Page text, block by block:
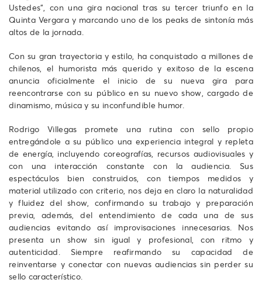
Ustedes”, con una gira nacional tras su tercer triunfo en la
Quinta Vergara y marcando uno de los peaks de sintonía más
altos de la jornada.
Con su gran trayectoria y estilo, ha conquistado a millones de
chilenos, el humorista más querido y exitoso de la escena
anuncia oficialmente el inicio de su nueva gira para
reencontrarse con su público en su nuevo show, cargado de
dinamismo, música y su inconfundible humor.
Rodrigo Villegas promete una rutina con sello propio
entregándole a su público una experiencia integral y repleta
de energía, incluyendo coreografías, recursos audiovisuales y
con una interacción constante con la audiencia. Sus
espectáculos bien construidos, con tiempos medidos y
material utilizado con criterio, nos deja en claro la naturalidad
y fluidez del show, confirmando su trabajo y preparación
previa, además, del entendimiento de cada una de sus
audiencias evitando así improvisaciones innecesarias. Nos
presenta un show sin igual y profesional, con ritmo y
autenticidad. Siempre reafirmando su capacidad de
reinventarse y conectar con nuevas audiencias sin perder su
sello característico.